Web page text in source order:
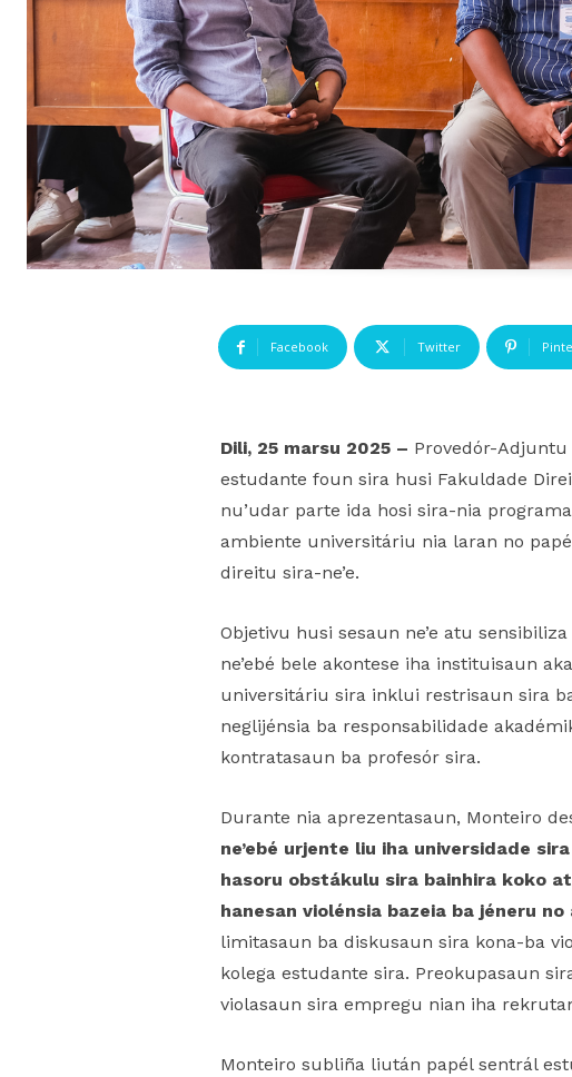
Facebook Twitter
Dili, 25 marsu 2025 – Provedór-Adjuntu
estudante foun sira husi Fakuldade
nu’udar parte ida hosi sira-nia
ambiente universitáriu nia laran no
direitu sira-ne’e.
Objetivu husi sesaun ne’e atu
ne’ebé bele akontese iha instituisaun
universitáriu sira inklui restrisaun sira
neglijénsia ba responsabilidade
kontratasaun ba profesór sira.
Durante nia aprezentasaun, Monteiro
ne’ebé urjente liu iha universidade
hasoru obstákulu sira bainhira koko
hanesan violénsia bazeia ba jéneru no
limitasaun ba diskusaun sira kona-ba
kolega estudante sira. Preokupasaun
violasaun sira empregu nian iha
Monteiro subliña liután papél sentrál